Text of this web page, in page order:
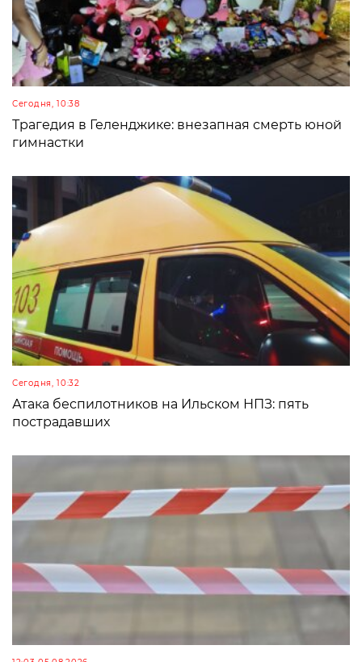
Сегодня, 10:38
Трагедия в Геленджике: внезапная смерть юной
гимнастки
Сегодня, 10:32
Атака беспилотников на Ильском НПЗ: пять
пострадавших